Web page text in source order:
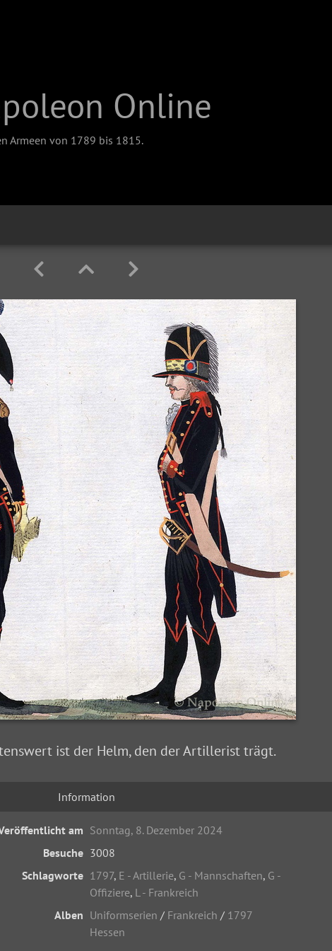
Online
Armeen von 1789 bis 1815.
ist der Helm, den der Artillerist trägt.
Information
am Sonntag, 8. Dezember 2024
Besuche 3008
Schlagworte 1797, E - Artillerie, G - Mannschaften, G -
Offiziere, L - Frankreich
Alben Uniformserien / Frankreich / 1797
Hessen